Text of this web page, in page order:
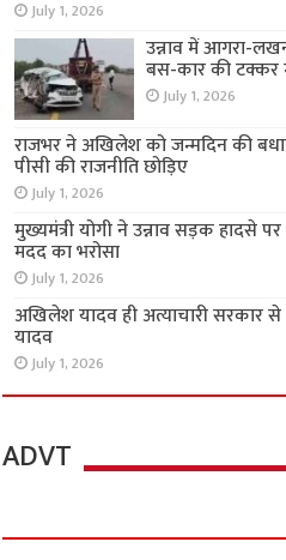
July 1, 2026
उन्नाव में आगरा-
बस-कार की टक्कर
July 1, 2026
राजभर ने अखिलेश को जन्मदिन की
पीसी की राजनीति छोड़िए
July 1, 2026
मुख्यमंत्री योगी ने उन्नाव सड़क हादसे
मदद का भरोसा
July 1, 2026
अखिलेश यादव ही अत्याचारी सरकार से
यादव
July 1, 2026
ADVT